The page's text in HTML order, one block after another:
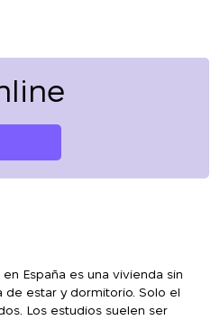
España es una vivienda sin
de estar y dormitorio. Solo el
Los estudios suelen ser